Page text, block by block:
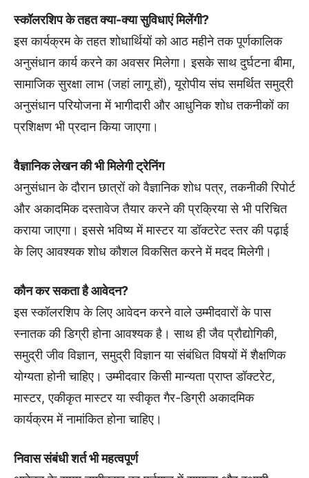
स्कॉलरशिप के तहत क्या-क्या सुविधाएं मिलेंगी?
इस कार्यक्रम के तहत शोधार्थियों को आठ महीने तक पूर्णकालिक
अनुसंधान कार्य करने का अवसर मिलेगा। इसके साथ दुर्घटना बीमा,
सामाजिक सुरक्षा लाभ (जहां लागू हों), यूरोपीय संघ समर्थित समुद्री
अनुसंधान परियोजना में भागीदारी और आधुनिक शोध तकनीकों का
प्रशिक्षण भी प्रदान किया जाएगा।
वैज्ञानिक लेखन की भी मिलेगी ट्रेनिंग
अनुसंधान के दौरान छात्रों को वैज्ञानिक शोध पत्र, तकनीकी रिपोर्ट
और अकादमिक दस्तावेज तैयार करने की प्रक्रिया से भी परिचित
कराया जाएगा। इससे भविष्य में मास्टर या डॉक्टरेट स्तर की पढ़ाई
के लिए आवश्यक शोध कौशल विकसित करने में मदद मिलेगी।
कौन कर सकता है आवेदन?
इस स्कॉलरशिप के लिए आवेदन करने वाले उम्मीदवारों के पास
स्नातक की डिग्री होना आवश्यक है। साथ ही जैव प्रौद्योगिकी,
समुद्री जीव विज्ञान, समुद्री विज्ञान या संबंधित विषयों में शैक्षणिक
योग्यता होनी चाहिए। उम्मीदवार किसी मान्यता प्राप्त डॉक्टरेट,
मास्टर, एकीकृत मास्टर या स्वीकृत गैर-डिग्री अकादमिक
कार्यक्रम में नामांकित होना चाहिए।
निवास संबंधी शर्त भी महत्वपूर्ण